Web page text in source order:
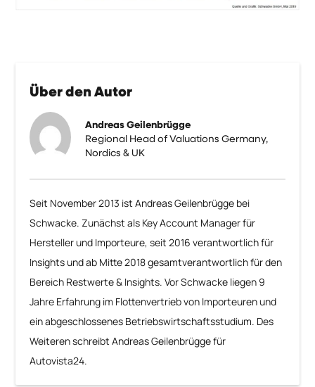
Über den Autor
Andreas Geilenbrügge
Regional Head of Valuations Germany,
Nordics & UK
Seit November 2013 ist Andreas Geilenbrügge bei
Schwacke. Zunächst als Key Account Manager für
Hersteller und Importeure, seit 2016 verantwortlich für
Insights und ab Mitte 2018 gesamtverantwortlich für den
Bereich Restwerte & Insights. Vor Schwacke liegen 9
Jahre Erfahrung im Flottenvertrieb von Importeuren und
ein abgeschlossenes Betriebswirtschaftsstudium. Des
Weiteren schreibt Andreas Geilenbrügge für
Autovista24.